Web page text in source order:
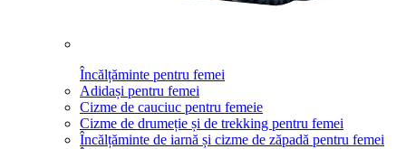
Încălțăminte pentru femei
Adidași pentru femei
Cizme de cauciuc pentru femeie
Cizme de drumeție și de trekking pentru femei
Încălțăminte de iarnă și cizme de zăpadă pentru femei